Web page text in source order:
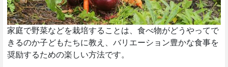
家庭で野菜などを栽培することは、食べ物がどうやってで
きるのか子どもたちに教え、バリエーション豊かな食事を
奨励するための楽しい方法です。